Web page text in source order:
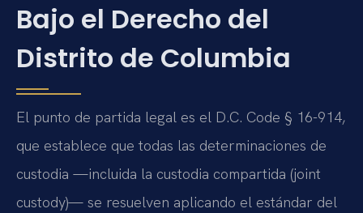
Bajo el Derecho del
Distrito de Columbia
El punto de partida legal es el D.C. Code § 16-914,
que establece que todas las determinaciones de
custodia —incluida la custodia compartida (joint
custody)— se resuelven aplicando el estándar del